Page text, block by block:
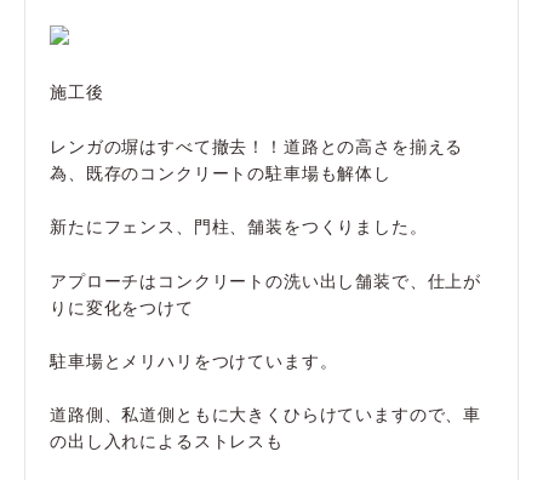
施工後
レンガの塀はすべて撤去！！道路との高さを揃える
為、既存のコンクリートの駐車場も解体し
新たにフェンス、門柱、舗装をつくりました。
アプローチはコンクリートの洗い出し舗装で、仕上が
りに変化をつけて
駐車場とメリハリをつけています。
道路側、私道側ともに大きくひらけていますので、車
の出し入れによるストレスも